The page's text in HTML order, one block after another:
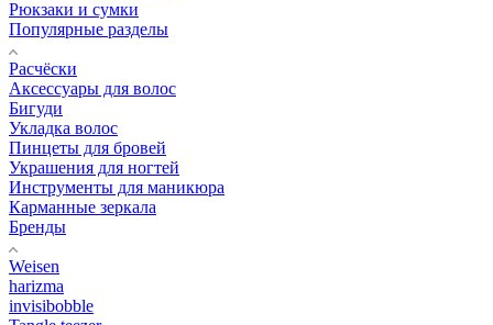
Рюкзаки и сумки
Популярные разделы
Расчёски
Аксессуары для волос
Бигуди
Укладка волос
Пинцеты для бровей
Украшения для ногтей
Инструменты для маникюра
Карманные зеркала
Бренды
Weisen
harizma
invisibobble